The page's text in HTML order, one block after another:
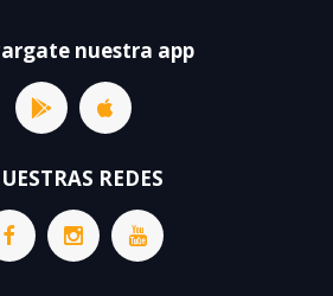
nuestra app
REDES